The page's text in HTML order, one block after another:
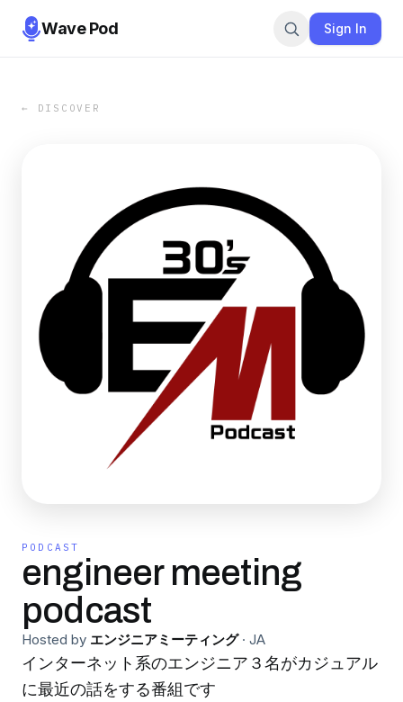
Wave Pod Sign In
← DISCOVER
PODCAST
engineer meeting
podcast
Hosted by エンジニアミーティング· JA
インターネット系のエンジニア３名がカジュアル
に最近の話をする番組です